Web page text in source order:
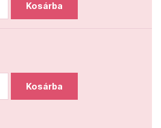
Kosárba
Kosárba